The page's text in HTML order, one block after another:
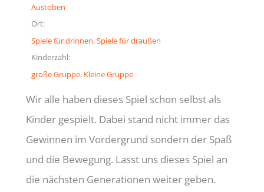
Austoben
Ort:
Spiele für drinnen, Spiele für draußen
Kinderzahl:
große Gruppe, Kleine Gruppe
Wir alle haben dieses Spiel schon selbst als
Kinder gespielt. Dabei stand nicht immer das
Gewinnen im Vordergrund sondern der Spaß
und die Bewegung. Lasst uns dieses Spiel an
die nächsten Generationen weiter geben.